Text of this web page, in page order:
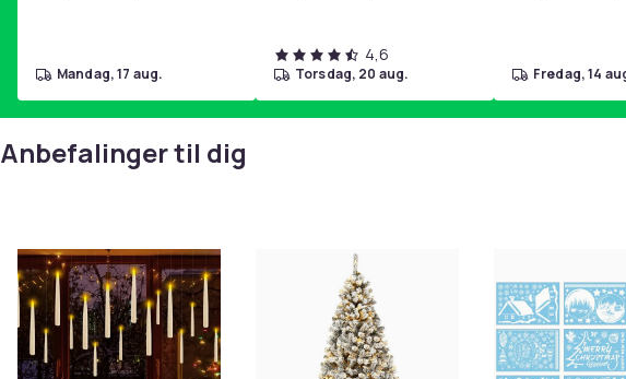
mandag, 17 aug.
4,6
torsdag, 20 aug. fredag, 14
Anbefalinger til dig